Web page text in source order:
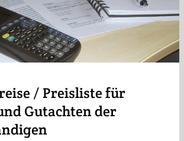
/ Preisliste für
Gutachten der